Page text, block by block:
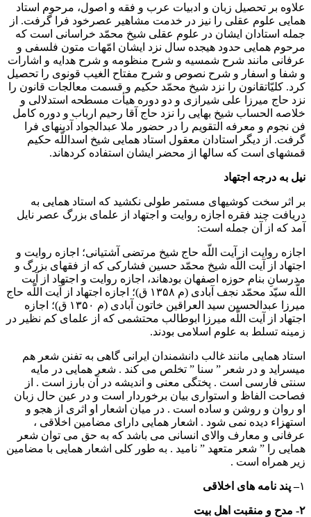
علاوه بر تحصیل زبان و ادبیات عرب و فقه و اصول، مرحوم استاد
همایی علوم عقلی را نیز در خدمت مشاهیر عصرخود فرا گرفت. از
جمله استادان ایشان در علوم عقلی شیخ محمّد خراسانی است که
مرحوم همایی حدود هیجده سال نزد ایشان امّهات متون فلسفی و
عرفانی مانند شرح شمسیه و شرح منظومه و شرح هدایه و اشارات
و شفا و اسفار و شرح نصوص و شرح مفتاح الغیب قونوی را تحصیل
کرد. کلیّاتقانون را نزد شیخ محمّد حکیم و قسمت معالجات قانون را
نزد حاج میرزا علی شیرازی و دو دوره هیأت مسطحه استدلالی و
خلاصه الحساب شیخ بهایی را نزد حاج آقا رحیم ارباب و دوره کامل
فن نجوم و معرفه التقویم را در حضور ملا عبدالجواد آدینه‏ای فرا
گرفت. از دیگر استادان معقول استاد همایی شیخ اسداللّه حکیم
قمشه‏ای است که سال‏ها از محضر ایشان استفاده کرده‏اند.
نیل به درجه اجتهاد
بر اثر سخت کوشی‏های مستمر طولی نکشید که استاد همایی به
دریافت چند فقره اجازه روایت و اجتهاد از علمای بزرگ عصر نایل
آمد که از آن جمله است:
اجازه روایت از آیت اللّه حاج شیخ مرتضی آشتیانی؛ اجازه روایت و
اجتهاد از آیت اللّه شیخ محمّد حسین فشارکی که از فقهای بزرگ و
مدرسانِ بنام حوزه اصفهان بوده‏اند، اجازه روایت و اجتهاد از آیت
اللّه سیّد محمّد نجف آبادی (م ۱۳۵۸ ق)؛ اجازه اجتهاد از آیت اللّه حاج
میرزا عبدالحسین سید العراقین خاتون آبادی (م ۱۳۵۰ ق)؛ اجازه
اجتهاد از آیت اللّه میرزا ابوطالب محتشمی که از علمای کم نظیر در
زمینه تسلط به علوم اسلامی بودند.
استاد همایی مانند غالب دانشمندان ایرانی گاهی به تفنن شعر هم
میسراید و در شعر ” سنا ” تخلص می کند . شعر همایی در مایه
سنتی فارسی است . پختگی معنی و اندیشه در آن بارز است . از
فصاحت الفاظ و استواری بیان برخوردار است و در عین حال زبان
او روان و روشن و ساده است . در میان اشعار او اثری از هجو و
استهزاء دیده نمی شود . اشعار همایی دارای مضامین اخلاقی ،
عرفانی و معارف والای انسانی می باشد که به حق می توان شعر
همایی را ” شعر متعهد ” نامید . به طور کلی اشعار همایی با مضامین
زیر همراه است .
۱– پند نامه های اخلاقی
۲- مدح و منقبت اهل بیت